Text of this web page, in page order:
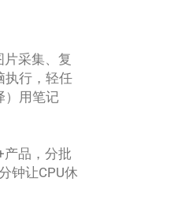
片采集、复
执行，轻任
）用笔记
品，分批
钟让CPU休